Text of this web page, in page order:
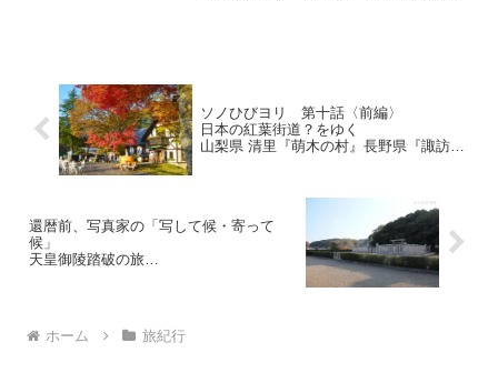
ソノひびヨリ 第十話〈前編〉
日本の紅葉街道？をゆく
山梨県 清里『萌木の村』長野県『諏訪大
還暦前、写真家の「写して候・寄って
候」
天皇御陵踏破の旅
ホーム 旅紀行